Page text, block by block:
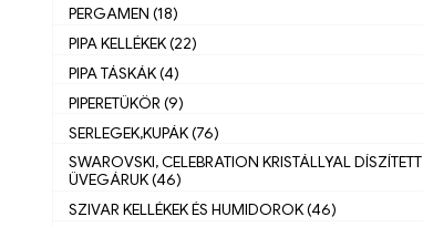
PERGAMEN (18)
PIPA KELLÉKEK (22)
PIPA TÁSKÁK (4)
PIPERETÜKÖR (9)
SERLEGEK,KUPÁK (76)
SWAROVSKI, CELEBRATION KRISTÁLLYAL DÍSZÍTETT
ÜVEGÁRUK (46)
SZIVAR KELLÉKEK ÉS HUMIDOROK (46)